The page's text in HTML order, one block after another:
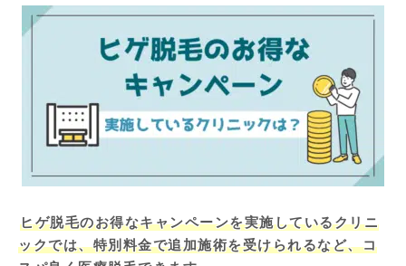
ヒゲ脱毛のお得なキャンペーンを実施しているクリニ
ックでは、特別料金で追加施術を受けられるなど、コ